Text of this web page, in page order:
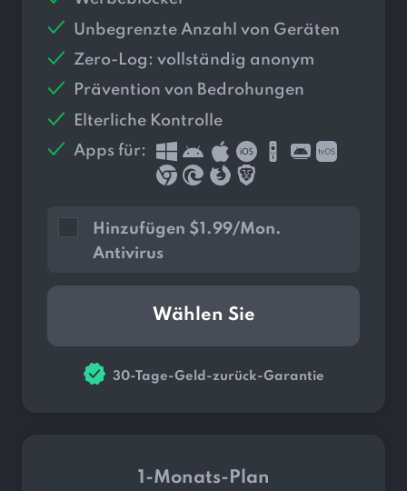
Unbegrenzte Anzahl von Geräten
Zero-Log: vollständig anonym
Prävention von Bedrohungen
Elterliche Kontrolle
Apps für:
Hinzufügen $1.99/Mon.
Antivirus
Wählen Sie
30-Tage-Geld-zurück-Garantie
1-Monats-Plan